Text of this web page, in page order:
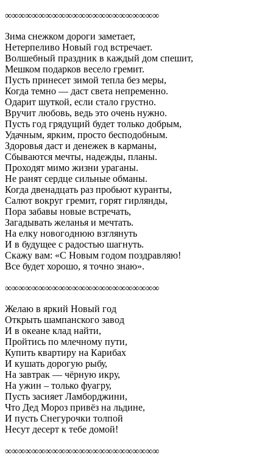
∞∞∞∞∞∞∞∞∞∞∞∞∞∞∞∞∞∞∞∞∞∞∞
Зима снежком дороги заметает,
Нетерпеливо Новый год встречает.
Волшебный праздник в каждый дом спешит,
Мешком подарков весело гремит.
Пусть принесет зимой тепла без меры,
Когда темно — даст света непременно.
Одарит шуткой, если стало грустно.
Вручит любовь, ведь это очень нужно.
Пусть год грядущий будет только добрым,
Удачным, ярким, просто бесподобным.
Здоровья даст и денежек в карманы,
Сбываются мечты, надежды, планы.
Проходят мимо жизни ураганы.
Не ранят сердце сильные обманы.
Когда двенадцать раз пробьют куранты,
Салют вокруг гремит, горят гирлянды,
Пора забавы новые встречать,
Загадывать желанья и мечтать.
На елку новогоднюю взглянуть
И в будущее с радостью шагнуть.
Скажу вам: «С Новым годом поздравляю!
Все будет хорошо, я точно знаю».
∞∞∞∞∞∞∞∞∞∞∞∞∞∞∞∞∞∞∞∞∞∞∞
Желаю в яркий Новый год
Открыть шампанского завод
И в океане клад найти,
Пройтись по млечному пути,
Купить квартиру на Карибах
И кушать дорогую рыбу,
На завтрак — чёрную икру,
На ужин – только фуагру,
Пусть засияет Ламборджини,
Что Дед Мороз привёз на льдине,
И пусть Снегурочки толпой
Несут десерт к тебе домой!
∞∞∞∞∞∞∞∞∞∞∞∞∞∞∞∞∞∞∞∞∞∞∞